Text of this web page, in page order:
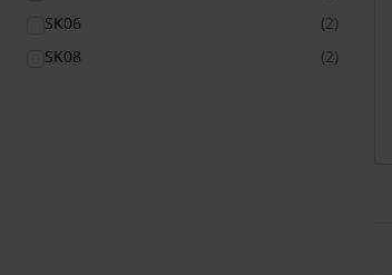
SK06
(2)
SK08
(2)